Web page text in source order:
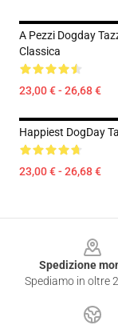
A Pezzi Dogday
Classica
23,00 € - 26,68 €
Happiest DogDay
23,00 € - 26,68 €
Spedizione
Spediamo in oltre